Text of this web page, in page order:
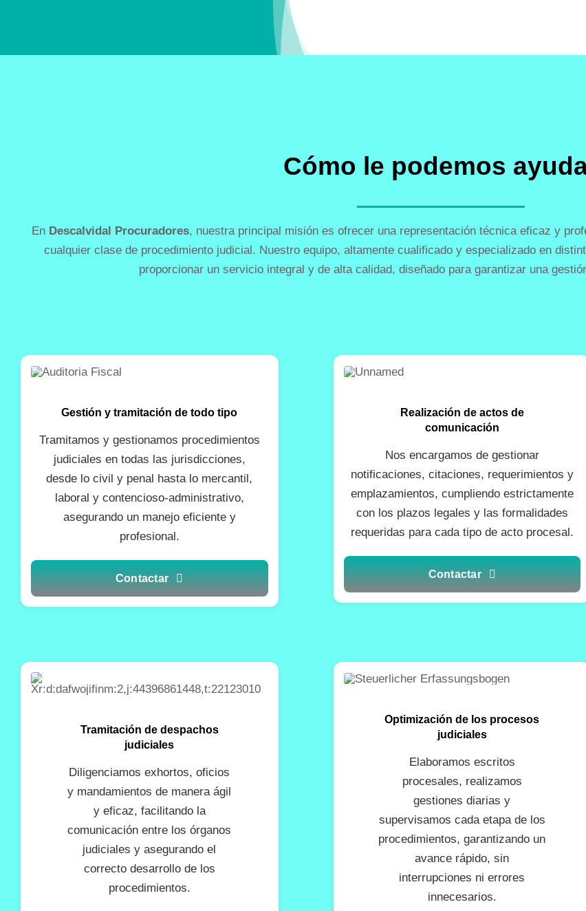
Cómo le podemos
En Descalvidal Procuradores, nuestra principal misión es ofrecer una representación técnica eficaz y
cualquier clase de procedimiento judicial. Nuestro equipo, altamente cualificado y especializado en
proporcionar un servicio integral y de alta calidad, diseñado para garantizar una
Gestión y tramitación de todo tipo
Tramitamos y gestionamos procedimientos
judiciales en todas las jurisdicciones,
desde lo civil y penal hasta lo mercantil,
laboral y contencioso-administrativo,
asegurando un manejo eficiente y
profesional.
Contactar
Realización de actos de
comunicación
Nos encargamos de gestionar
notificaciones, citaciones, requerimientos y
emplazamientos, cumpliendo estrictamente
con los plazos legales y las formalidades
requeridas para cada tipo de acto procesal.
Contactar
Tramitación de despachos
judiciales
Diligenciamos exhortos, oficios
y mandamientos de manera ágil
y eficaz, facilitando la
comunicación entre los órganos
judiciales y asegurando el
correcto desarrollo de los
procedimientos.
Optimización de los procesos
judiciales
Elaboramos escritos
procesales, realizamos
gestiones diarias y
supervisamos cada etapa de los
procedimientos, garantizando un
avance rápido, sin
interrupciones ni errores
innecesarios.